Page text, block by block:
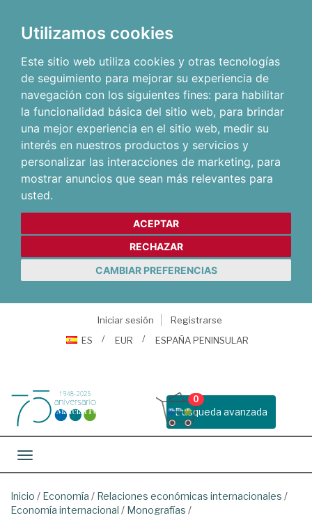
Utilizamos cookies
Este sitio web utiliza cookies y otras tecnologías
de seguimiento para mejorar su experiencia de
navegación con los siguientes fines: para habilitar
la funcionalidad básica del sitio web, para brindar
una mejor experiencia en el sitio web, medir su
interés en nuestros productos y servicios y
personalizar las interacciones de marketing, para
mostrar anuncios que sean más relevantes para
usted.
ACEPTAR
RECHAZAR
CAMBIAR PREFERENCIAS
Iniciar sesión
Registrarse
ES
EUR ESPAÑA PENINSULAR
Busqueda avanzada
0
Toggle navigation
Inicio / Economía / Relaciones económicas internacionales /
Economía internacional / Monografías /